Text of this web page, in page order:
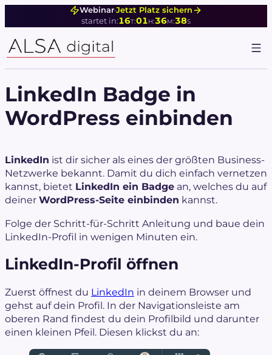
Inhalt
springen
Webinar·
startet in:16T:01H:36M:38S
Jetzt Platz sichern
LinkedIn Badge in
WordPress einbinden
LinkedIn ist dir sicher als eines der größten Business-
Netzwerke bekannt. Damit du dich einfach vernetzen
kannst, bietet LinkedIn ein Badge an, welches du auf
deiner WordPress-Seite einbinden kannst.
Folge der Schritt-für-Schritt Anleitung und baue dein
LinkedIn-Profil in wenigen Minuten ein.
LinkedIn-Profil öffnen
Zuerst öffnest du LinkedIn in deinem Browser und
gehst auf dein Profil. In der Navigationsleiste am
oberen Rand findest du dein Profilbild und darunter
einen kleinen Pfeil. Diesen klickst du an: